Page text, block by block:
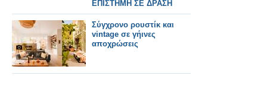
ΕΠΙΣΤΗΜΗ ΣΕ ΔΡΑΣΗ
Σύγχρονο ρουστίκ και
vintage σε γήινες
αποχρώσεις